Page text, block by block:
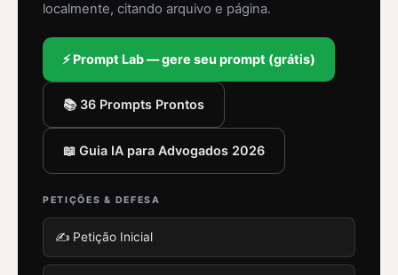
localmente, citando arquivo e página.
⚡ Prompt Lab — gere seu prompt (grátis)
📚 36 Prompts Prontos
📖 Guia IA para Advogados 2026
PETIÇÕES & DEFESA
✍️ Petição Inicial